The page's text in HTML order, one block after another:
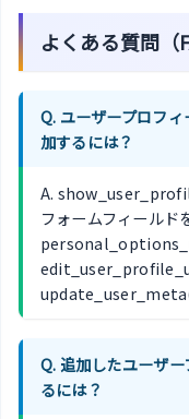
よくある質問（
Q. ユーザープロフ
加するには？
A.
フォームフィールド
Q. 追加したユーザ
るには？